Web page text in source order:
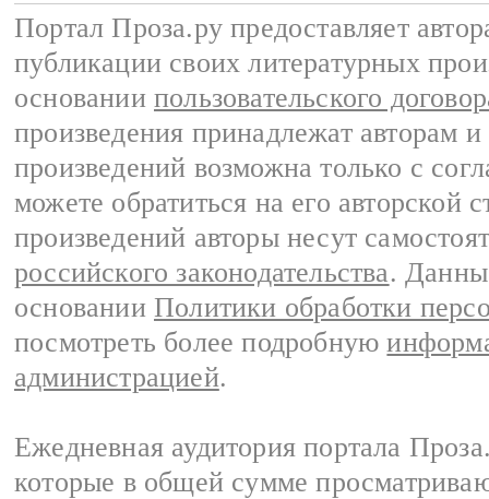
Портал Проза.ру предоставляет
публикации своих литературных
основании пользовательского
произведения принадлежат авторам
произведений возможна только с
можете обратиться на его авторской
произведений авторы несут
российского законодательства.
основании Политики обработки
посмотреть более подробную
администрацией.
Ежедневная аудитория портала
которые в общей сумме